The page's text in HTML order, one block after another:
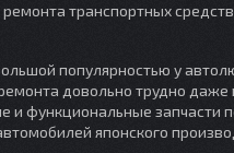
транспортных
популярностью у
довольно трудно
и функциональные запчасти
японского